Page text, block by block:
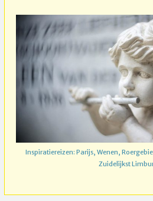
Inspiratiereizen: Parijs, Wenen,
Zuidelijkst